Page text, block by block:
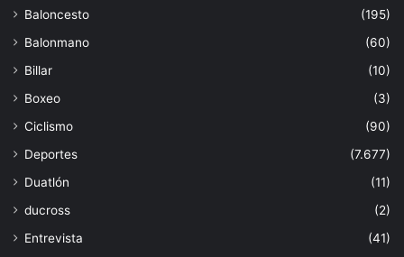
Baloncesto
(195)
Balonmano
(60)
Billar
(10)
Boxeo
(3)
Ciclismo
(90)
Deportes
(7.677)
Duatlón
(11)
ducross
(2)
Entrevista
(41)